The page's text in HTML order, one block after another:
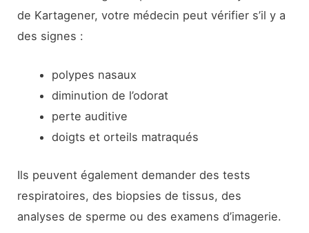
de Kartagener, votre médecin peut vérifier s’il y a
des signes :
polypes nasaux
diminution de l’odorat
perte auditive
doigts et orteils matraqués
Ils peuvent également demander des tests
respiratoires, des biopsies de tissus, des
analyses de sperme ou des examens d’imagerie.